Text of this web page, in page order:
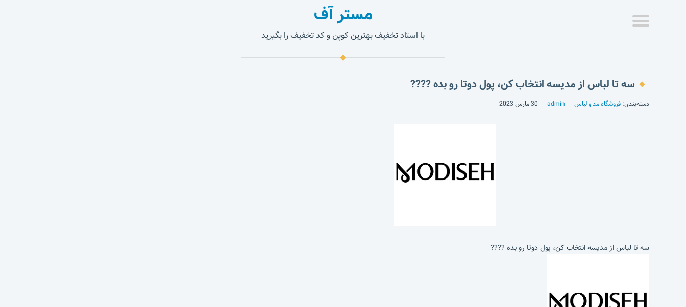
مستر آف
با استاد تخفیف بهترین کوپن و کد تخفیف را بگیرید
سه تا لباس از مدیسه انتخاب کن، پول دوتا رو بده ????
دسته‌بندی: فروشگاه مد و لباس admin 30 مارس 2023
سه تا لباس از مدیسه انتخاب کن، پول دوتا رو بده ????